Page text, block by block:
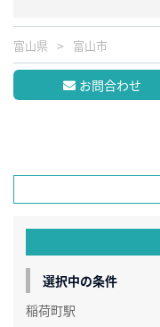
富山県 富山市
お問合わせ
選択中の条件
稲荷町駅